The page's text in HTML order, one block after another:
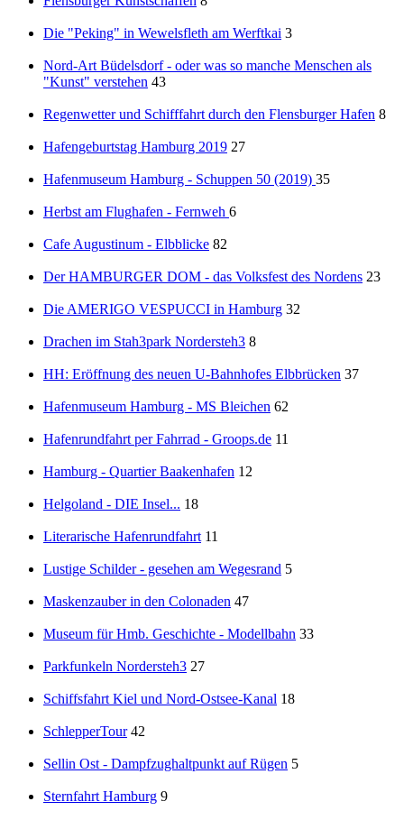
Die "Peking" in Wewelsfleth am Werftkai 3
Nord-Art Büdelsdorf - oder was so manche Menschen als
"Kunst" verstehen 43
Regenwetter und Schifffahrt durch den Flensburger Hafen 8
Hafengeburtstag Hamburg 2019 27
Hafenmuseum Hamburg - Schuppen 50 (2019) 35
Herbst am Flughafen - Fernweh 6
Cafe Augustinum - Elbblicke 82
Der HAMBURGER DOM - das Volksfest des Nordens 23
Die AMERIGO VESPUCCI in Hamburg 32
Drachen im Stah3park Nordersteh3 8
HH: Eröffnung des neuen U-Bahnhofes Elbbrücken 37
Hafenmuseum Hamburg - MS Bleichen 62
Hafenrundfahrt per Fahrrad - Groops.de 11
Hamburg - Quartier Baakenhafen 12
Helgoland - DIE Insel... 18
Literarische Hafenrundfahrt 11
Lustige Schilder - gesehen am Wegesrand 5
Maskenzauber in den Colonaden 47
Museum für Hmb. Geschichte - Modellbahn 33
Parkfunkeln Nordersteh3 27
Schiffsfahrt Kiel und Nord-Ostsee-Kanal 18
SchlepperTour 42
Sellin Ost - Dampfzughaltpunkt auf Rügen 5
Sternfahrt Hamburg 9